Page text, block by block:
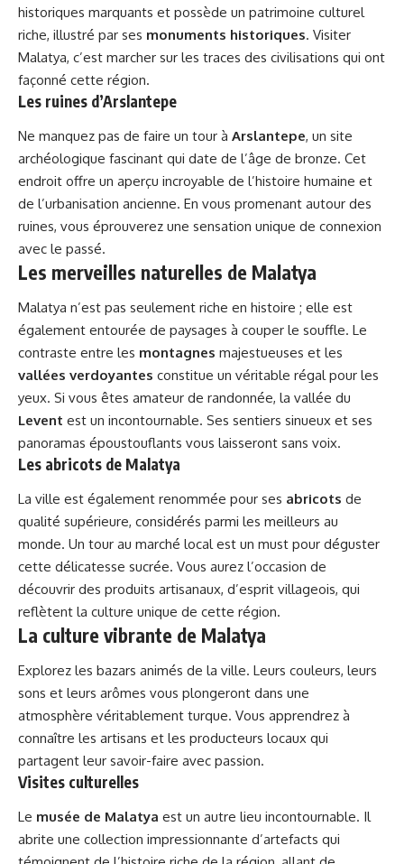
historiques marquants et possède un patrimoine culturel
riche, illustré par ses monuments historiques. Visiter
Malatya, c’est marcher sur les traces des civilisations qui ont
façonné cette région.
Les ruines d’Arslantepe
Ne manquez pas de faire un tour à Arslantepe, un site
archéologique fascinant qui date de l’âge de bronze. Cet
endroit offre un aperçu incroyable de l’histoire humaine et
de l’urbanisation ancienne. En vous promenant autour des
ruines, vous éprouverez une sensation unique de connexion
avec le passé.
Les merveilles naturelles de Malatya
Malatya n’est pas seulement riche en histoire ; elle est
également entourée de paysages à couper le souffle. Le
contraste entre les montagnes majestueuses et les
vallées verdoyantes constitue un véritable régal pour les
yeux. Si vous êtes amateur de randonnée, la vallée du
Levent est un incontournable. Ses sentiers sinueux et ses
panoramas époustouflants vous laisseront sans voix.
Les abricots de Malatya
La ville est également renommée pour ses abricots de
qualité supérieure, considérés parmi les meilleurs au
monde. Un tour au marché local est un must pour déguster
cette délicatesse sucrée. Vous aurez l’occasion de
découvrir des produits artisanaux, d’esprit villageois, qui
reflètent la culture unique de cette région.
La culture vibrante de Malatya
Explorez les bazars animés de la ville. Leurs couleurs, leurs
sons et leurs arômes vous plongeront dans une
atmosphère véritablement turque. Vous apprendrez à
connaître les artisans et les producteurs locaux qui
partagent leur savoir-faire avec passion.
Visites culturelles
Le musée de Malatya est un autre lieu incontournable. Il
abrite une collection impressionnante d’artefacts qui